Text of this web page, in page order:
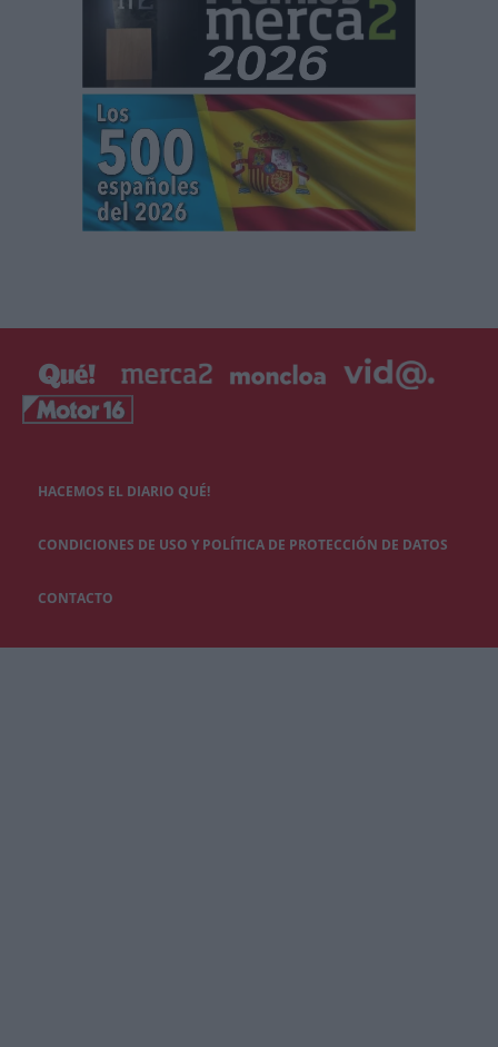
HACEMOS EL DIARIO QUÉ!
CONDICIONES DE USO Y POLÍTICA DE PROTECCIÓN DE DATOS
CONTACTO